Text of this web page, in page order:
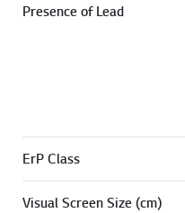
Presence of Lead
ErP Class
Visual Screen Size (cm)